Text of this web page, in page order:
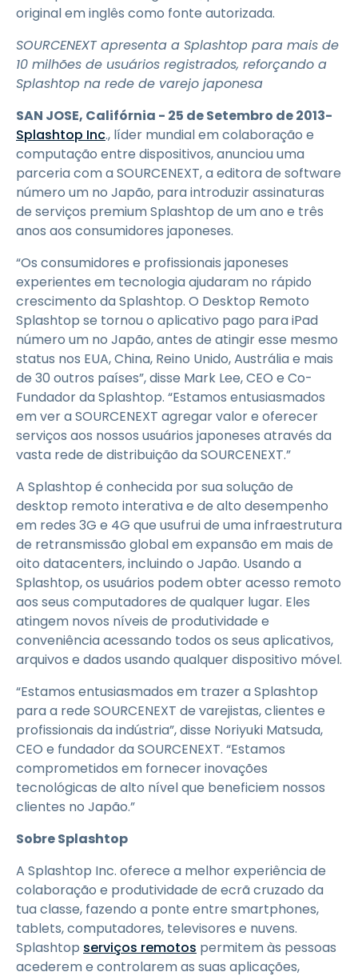
original em inglês como fonte autorizada.
SOURCENEXT apresenta a Splashtop para mais de
10 milhões de usuários registrados, reforçando a
Splashtop na rede de varejo japonesa
SAN JOSE, Califórnia - 25 de Setembro de 2013-
Splashtop Inc., líder mundial em colaboração e
computação entre dispositivos, anunciou uma
parceria com a SOURCENEXT, a editora de software
número um no Japão, para introduzir assinaturas
de serviços premium Splashtop de um ano e três
anos aos consumidores japoneses.
“Os consumidores e profissionais japoneses
experientes em tecnologia ajudaram no rápido
crescimento da Splashtop. O Desktop Remoto
Splashtop se tornou o aplicativo pago para iPad
número um no Japão, antes de atingir esse mesmo
status nos EUA, China, Reino Unido, Austrália e mais
de 30 outros países”, disse Mark Lee, CEO e Co-
Fundador da Splashtop. “Estamos entusiasmados
em ver a SOURCENEXT agregar valor e oferecer
serviços aos nossos usuários japoneses através da
vasta rede de distribuição da SOURCENEXT.”
A Splashtop é conhecida por sua solução de
desktop remoto interativa e de alto desempenho
em redes 3G e 4G que usufrui de uma infraestrutura
de retransmissão global em expansão em mais de
oito datacenters, incluindo o Japão. Usando a
Splashtop, os usuários podem obter acesso remoto
aos seus computadores de qualquer lugar. Eles
atingem novos níveis de produtividade e
conveniência acessando todos os seus aplicativos,
arquivos e dados usando qualquer dispositivo móvel.
“Estamos entusiasmados em trazer a Splashtop
para a rede SOURCENEXT de varejistas, clientes e
profissionais da indústria”, disse Noriyuki Matsuda,
CEO e fundador da SOURCENEXT. “Estamos
comprometidos em fornecer inovações
tecnológicas de alto nível que beneficiem nossos
clientes no Japão.”
Sobre Splashtop
A Splashtop Inc. oferece a melhor experiência de
colaboração e produtividade de ecrã cruzado da
tua classe, fazendo a ponte entre smartphones,
tablets, computadores, televisores e nuvens.
Splashtop serviços remotos permitem às pessoas
acederem e controlarem as suas aplicações,